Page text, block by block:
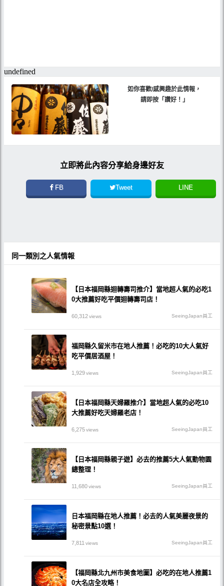
如你喜歡/感興趣於此情報，
請即按「讚好！」
立即將此內容分享給身邊好友
FB Tweet LINE
同一類別之人氣情報
【日本福岡縣迴轉壽司推介】當地超人氣的必吃1
0大推薦好吃平價迴轉壽司店！
60,312views SeeingJapan員工
福岡縣久留米市在地人推薦！必吃的10大人氣好
吃平價居酒屋！
1,929views SeeingJapan員工
【日本福岡縣天婦羅推介】當地超人氣的必吃10
大推薦好吃天婦羅老店！
6,275views SeeingJapan員工
【日本福岡縣親子遊】必去的推薦5大人氣動物園
總整理！
11,680views SeeingJapan員工
日本福岡縣在地人推薦！必去的人氣美麗夜景的
秘密景點10選！
7,811views SeeingJapan員工
【福岡縣北九州市美食地圖】必吃的在地人推薦1
0大名店全攻略！